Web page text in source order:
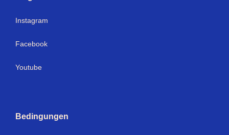
Instagram
Facebook
Youtube
Bedingungen